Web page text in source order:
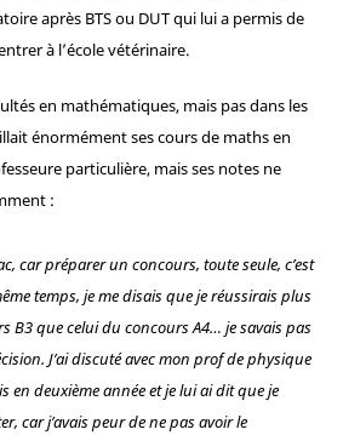
après BTS ou DUT qui lui a permis de
à l’école vétérinaire.
en mathématiques, mais pas dans les
énormément ses cours de maths en
particulière, mais ses notes ne
:
car préparer un concours, toute seule, c’est
temps, je me disais que je réussirais plus
B3que celui du concours A4… je savais pas
J’ai discuté avec mon prof de physique
en deuxième année et je lui ai dit que je
car j’avais peur de ne pas avoir le